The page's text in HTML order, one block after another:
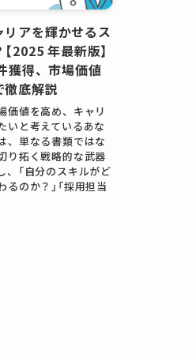
アを輝かせるス
2025 年最新版】
獲得、市場価値
徹底解説
価値を高め、キャリ
いと考えているあな
、単なる書類ではな
り拓く戦略的な武器
、「自分のスキルがど
のか？」「採用担当